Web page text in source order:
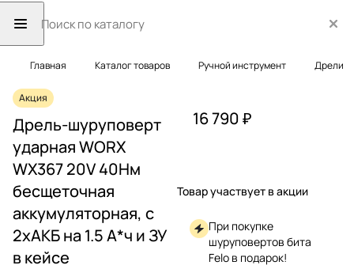
Главная Каталог товаров Ручной инструмент Дрели
Акция
Дрель-шуруповерт
ударная WORX
WX367 20V 40Нм
бесщеточная
аккумуляторная, с
2хАКБ на 1.5 А*ч и ЗУ
в кейсе
16 790 ₽
Товар участвует в акции
При покупке
шуруповертов бита
Felo в подарок!